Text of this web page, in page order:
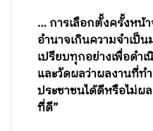
… การเลือกตั้งครั้งหน้
อำนาจเกินความจำเป็
เปรียบทุกอย่างเพื่อดำ
และวัดผลว่าผลงานที่
ประชาชนได้ดีหรือไม่ผ
ที่ดี”